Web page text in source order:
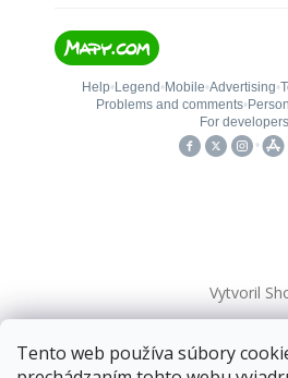
Tento web používa súbory
Vytvoril
Copyright 2026kovanieplus.